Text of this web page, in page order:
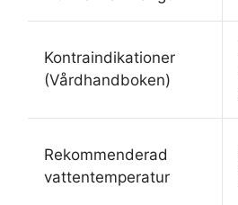
Kontraindikationer
(Vårdhandboken)
Rekommenderad
vattentemperatur